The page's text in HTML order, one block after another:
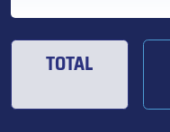
TOTAL